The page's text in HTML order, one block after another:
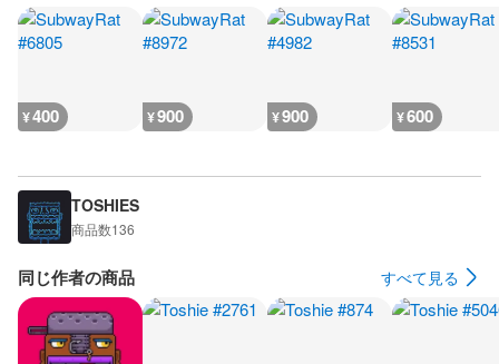
¥400 ¥900 ¥900 ¥600
TOSHIES
商品数136
同じ作者の商品 すべて見る